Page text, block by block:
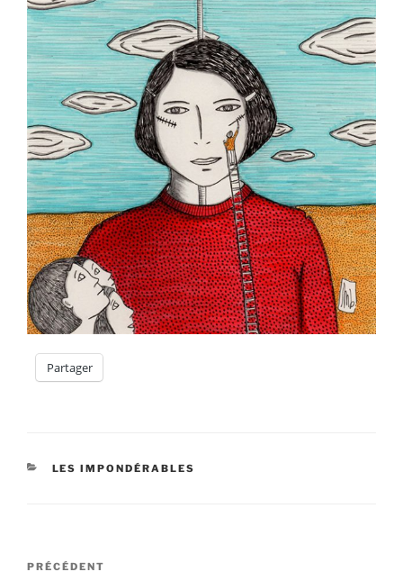
Partager
CATÉGORIES
LES IMPONDÉRABLES
Navigation
Article
PRÉCÉDENT